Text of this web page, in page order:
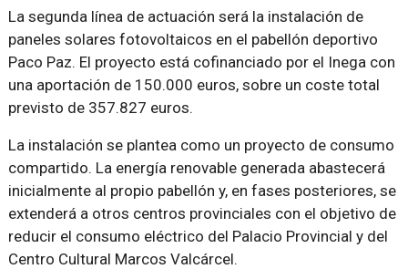
La segunda línea de actuación será la instalación de
paneles solares fotovoltaicos en el pabellón deportivo
Paco Paz. El proyecto está cofinanciado por el Inega con
una aportación de 150.000 euros, sobre un coste total
previsto de 357.827 euros.
La instalación se plantea como un proyecto de consumo
compartido. La energía renovable generada abastecerá
inicialmente al propio pabellón y, en fases posteriores, se
extenderá a otros centros provinciales con el objetivo de
reducir el consumo eléctrico del Palacio Provincial y del
Centro Cultural Marcos Valcárcel.